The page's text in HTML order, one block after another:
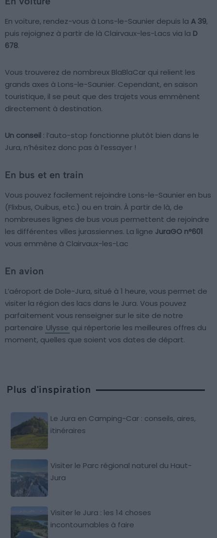
En voiture, rendez-vous à Lons-le-Saunier depuis la A 39,
puis rejoignez à partir de là Clairvaux-les-Lacs via la D
678.
Vous trouverez de nombreux BlaBlaCar qui relient les
grands axes à Lons-le-Saunier. Cependant, en saison
touristique, il se peut que des trajets vous emmènent
directement à destination.
Un conseil : l’auto-stop fonctionne plutôt bien dans le
Jura, n’hésitez donc pas à l’essayer !
En bus et en train
Vous pouvez facilement rejoindre Lons-le-Saunier en bus
(Flixbus, Ouibus, etc.) ou en train. À partir de là, de
nombreuses lignes de bus vous permettent de rejoindre
les différentes villes jurassiennes. La ligne JuraGO n°601
vous emmène à Clairvaux-les-Lac
En avion
L’aéroport de Dole-Jura, situé à 1 heure, vous permet de
visiter la région des lacs dans le Jura. Vous pouvez
parfaitement vous renseigner sur le site de notre
partenaire Ulysse qui répertorie les meilleures offres du
moment, quelles que soient vos dates de départ.
Plus d'inspiration
Le Jura en Camping-Car : conseils, aires,
itinéraires
Visiter le Parc régional naturel du Haut-
Jura
Visiter le Jura : les 14 choses
incontournables à faire